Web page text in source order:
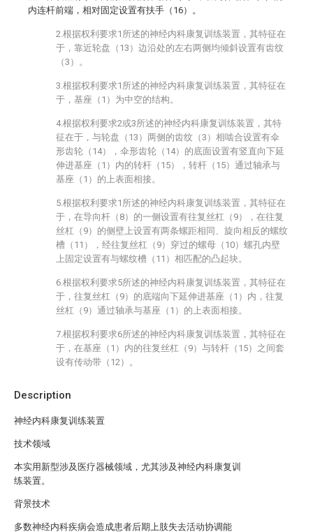
Description
神经内科康复训练装置
技术领域
本实用新型涉及医疗器械领域，尤其涉及神经内科康复训
练装置。
背景技术
多数神经内科疾病会造成患者后期上肢失去活动协调能
内连杆前端，相对固定设置有扶手（16）。
2.根据权利要求1所述的神经内科康复训练装置，其特征在
于，靠近轮盘（13）边沿处的左右两侧均倾斜设置有齿纹
（3）。
3.根据权利要求1所述的神经内科康复训练装置，其特征在
于，基座（1）为中空的结构。
4.根据权利要求2或3所述的神经内科康复训练装置，其特
征在于，与轮盘（13）两侧的齿纹（3）相啮合设置有伞
形齿轮（14），伞形齿轮（14）的底面设置有竖直向下延
伸进基座（1）内的转杆（15），转杆（15）通过轴承与
基座（1）的上表面相接。
5.根据权利要求1所述的神经内科康复训练装置，其特征在
于，在导向杆（8）的一侧设置有往复丝杠（9），在往复
丝杠（9）的侧壁上设置有两条螺距相同、旋向相反的螺纹
槽（11），经往复丝杠（9）穿过的螺母（10）螺孔内壁
上固定设置有与螺纹槽（11）相匹配的凸起块。
6.根据权利要求5所述的神经内科康复训练装置，其特征在
于，往复丝杠（9）的底端向下延伸进基座（1）内，往复
丝杠（9）通过轴承与基座（1）的上表面相接。
7.根据权利要求6所述的神经内科康复训练装置，其特征在
于，在基座（1）内的往复丝杠（9）与转杆（15）之间套
设有传动带（12）。